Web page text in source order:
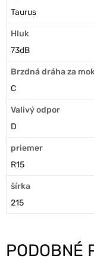
Taurus
Hluk
73dB
Brzdná dráha za
C
Valivý odpor
D
priemer
R15
šírka
215
PODOBNÉ